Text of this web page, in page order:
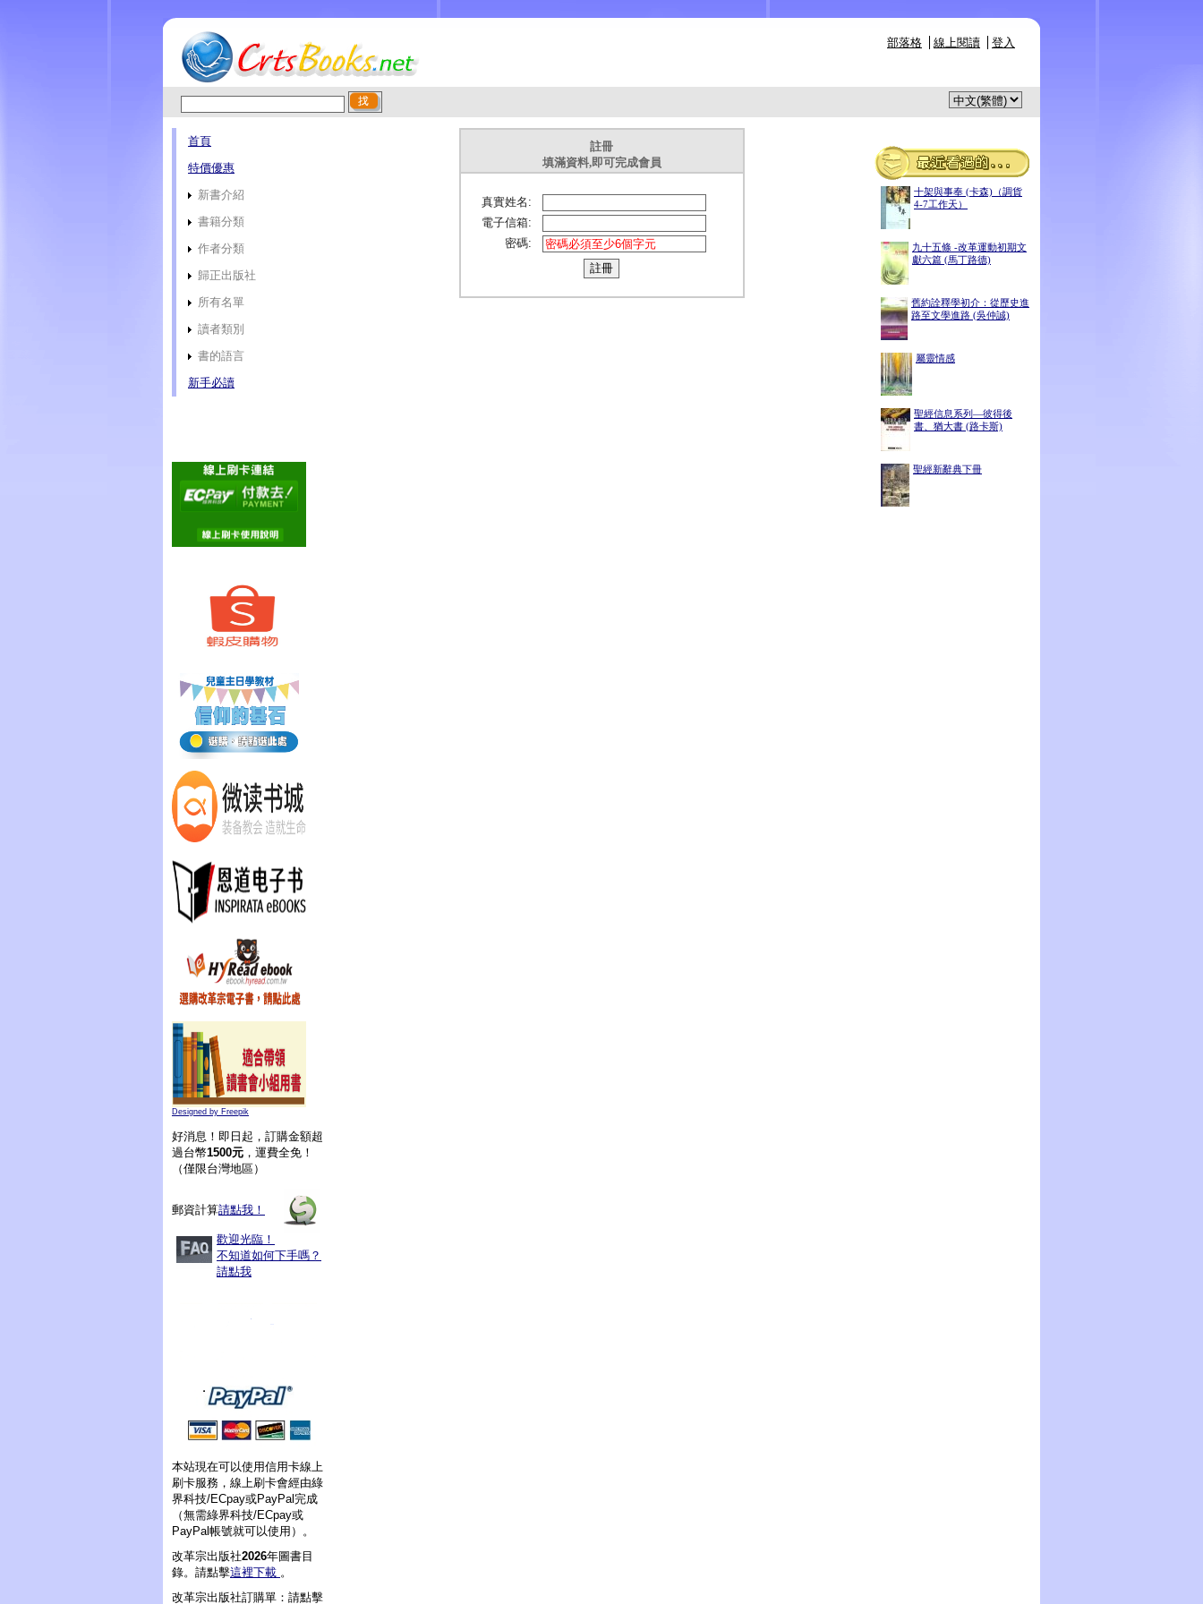
部落格 線上閱讀 登入
首頁
特價優惠
新書介紹
書籍分類
作者分類
歸正出版社
所有名單
讀者類別
書的語言
新手必讀
Designed by Freepik
好消息！即日起，訂購金額超
過台幣1500元 ，運費全免！
（僅限台灣地區）
郵資計算請點我！
歡迎光臨！
不知道如何下手嗎？
請點我
本站現在可以使用信用卡線上
刷卡服務，線上刷卡會經由綠
界科技/ECpay或PayPal完成
（無需綠界科技/ECpay或
PayPal帳號就可以使用）。
改革宗出版社2026年圖書目
錄。請點擊這裡下載 。
改革宗出版社訂購單：請點擊
十架與事奉 (卡森)（調貨
4-7工作天）
九十五條 -改革運動初期文
獻六篇 (馬丁路德)
舊約詮釋學初介：從歷史進
路至文學進路 (吳仲誠)
屬靈情感
聖經信息系列—彼得後
書、猶大書 (路卡斯)
聖經新辭典下冊
註冊
填滿資料,即可完成會員
真實姓名:
電子信箱:
密碼: